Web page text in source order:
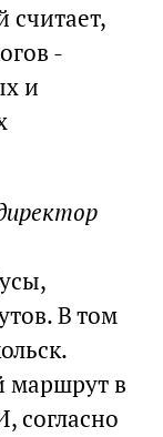
считает,
-
и
В том
маршрут в
согласно